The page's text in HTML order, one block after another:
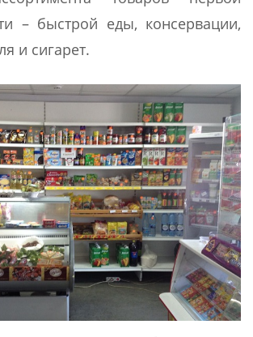
– быстрой еды, консервации,
и сигарет.